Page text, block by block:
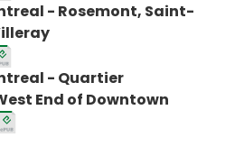
- Rosemont, Saint-
- Quartier
End of Downtown